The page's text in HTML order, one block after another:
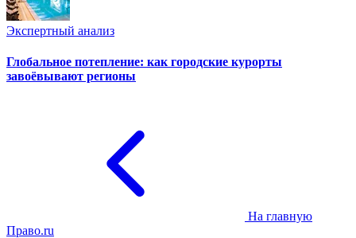
Экспертный анализ
Глобальное потепление: как городские курорты
завоёвывают регионы
На главную
Право.ru